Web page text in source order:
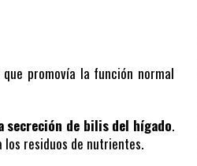
promovía la función normal
secreción de bilis del hígado.
residuos de nutrientes.